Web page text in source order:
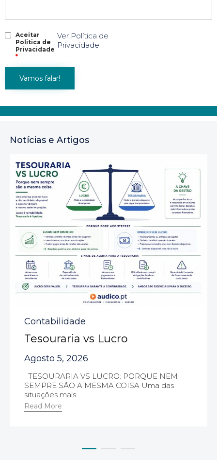
Aceitar
Politica de
Privacidade
*
Ver Política de
Privacidade
Notícias e Artigos
Category
Contabilidade
Tesouraria vs Lucro
Agosto 5, 2026
TESOURARIA VS LUCRO: PORQUE NEM
SEMPRE SÃO A MESMA COISA Uma das
situações mais...
Read More